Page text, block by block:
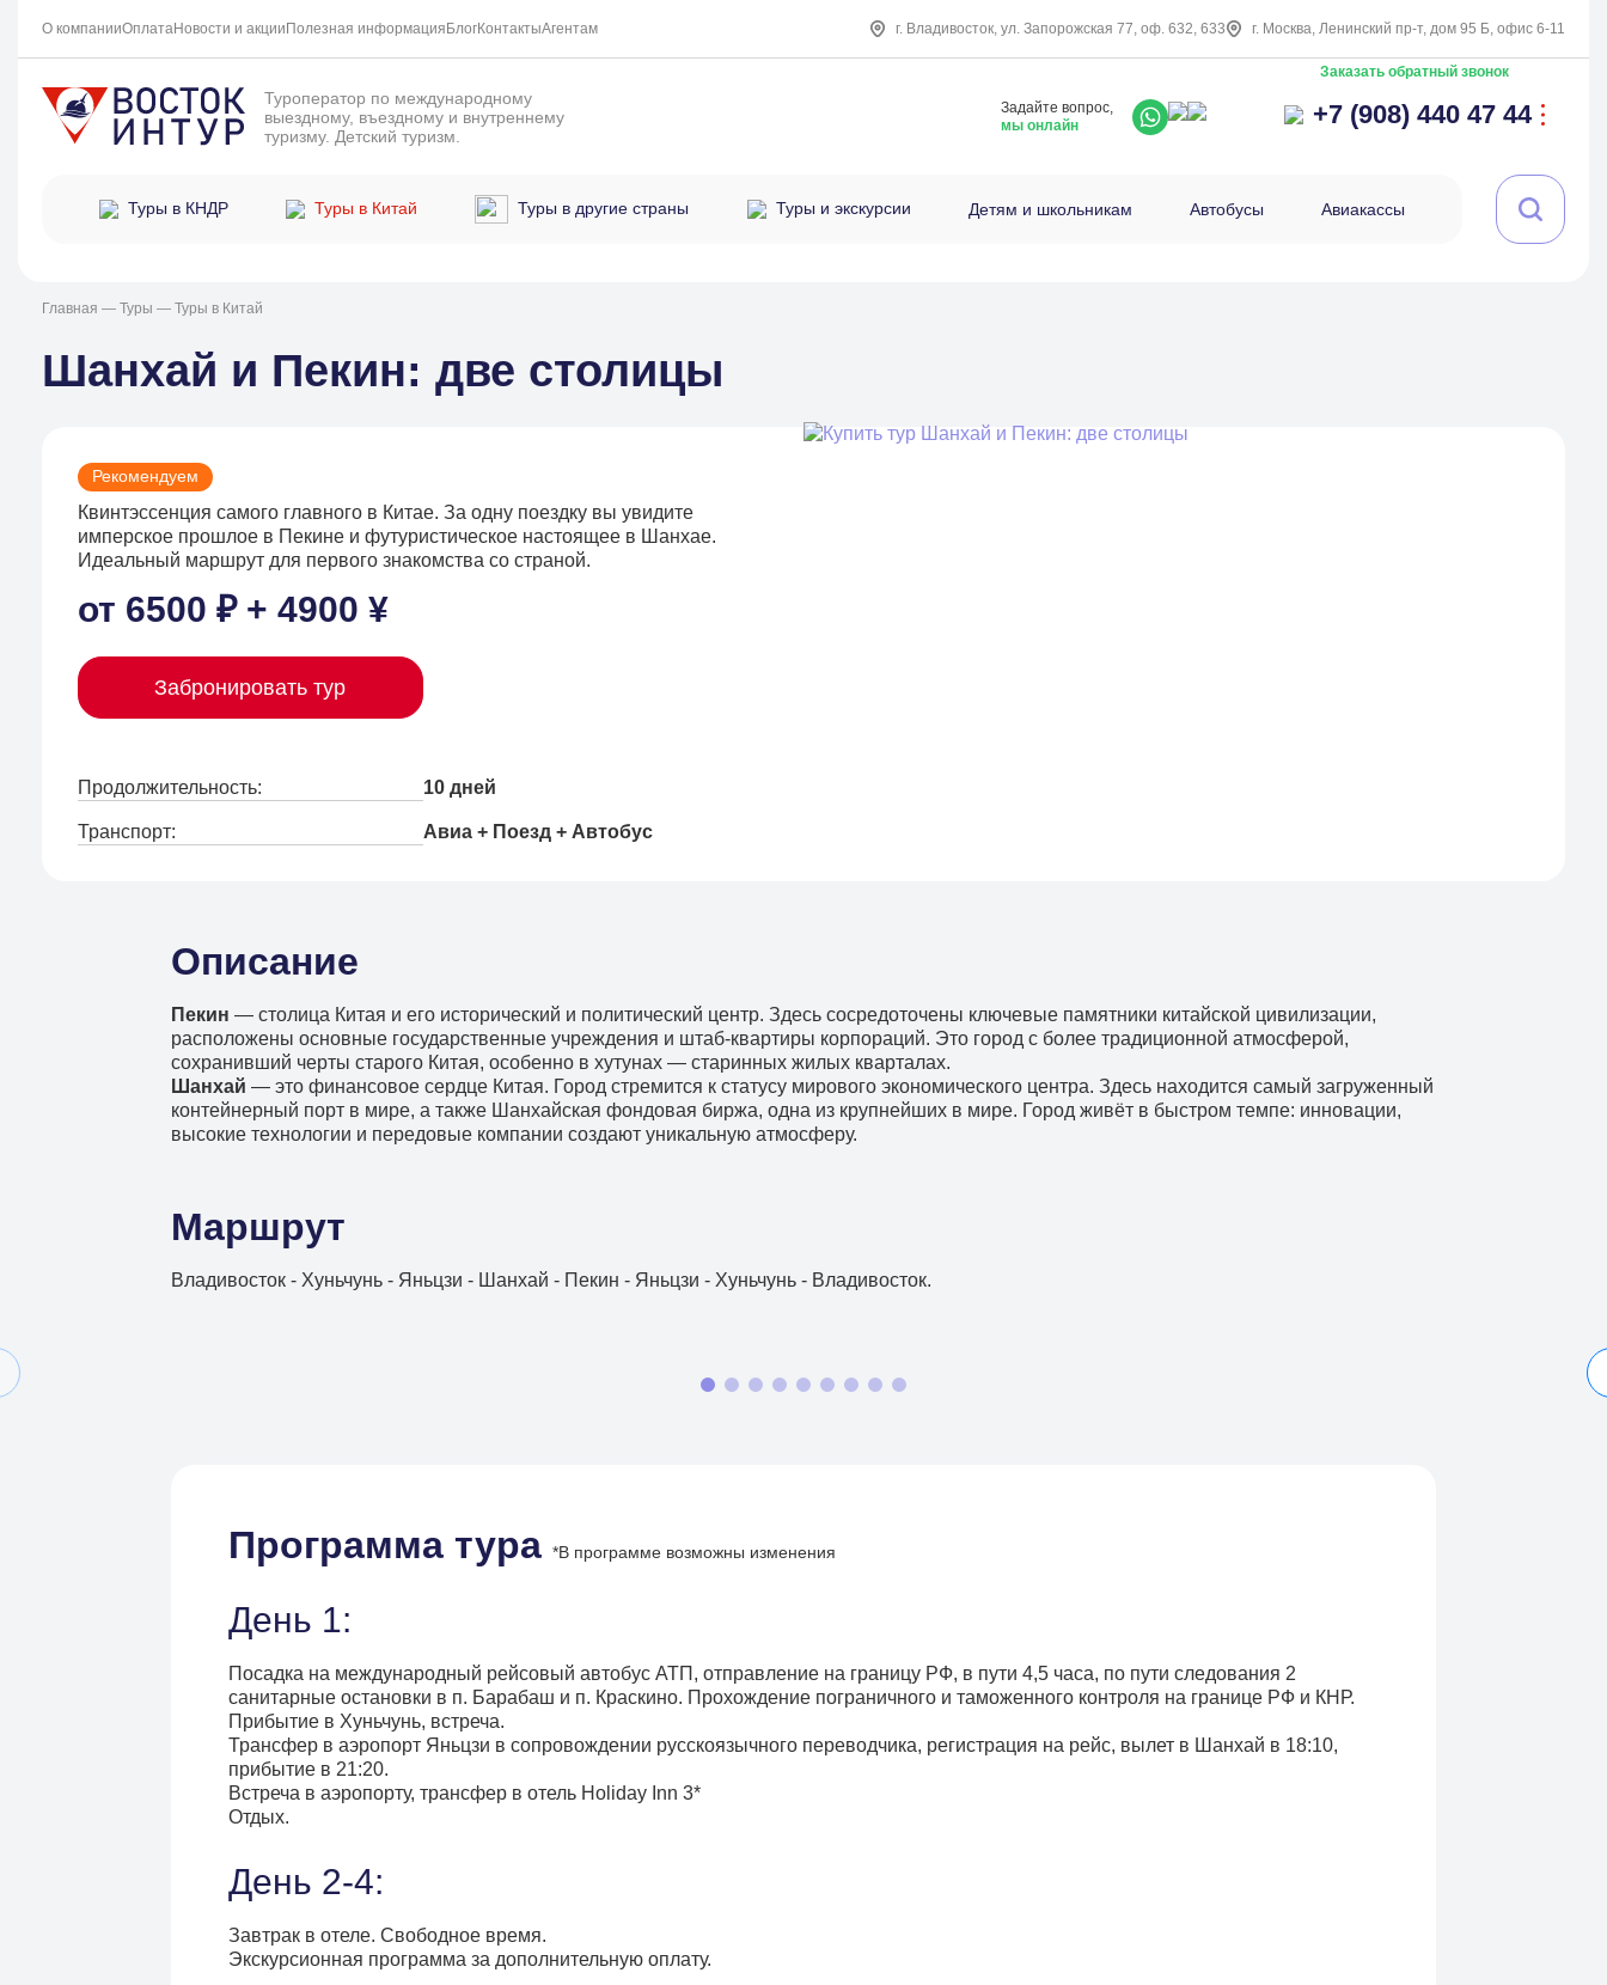
О компанииОплатаНовости и акции Полезная информация БлогКонтактыАгентам г. Владивосток, ул. Запорожская 77, оф. 632, 633 г. Москва, Ленинский пр-т, дом 95 Б, офис 6-11
Туроператор по международному
выездному, въездному и внутреннему
туризму. Детский туризм.
Задайте вопрос,
мы онлайн
Заказать обратный звонок
+7 (908) 440 47 44
Туры в КНДР Туры в Китай Туры в другие страны Туры и экскурсии Детям и школьникам Автобусы Авиакассы
Главная — Туры — Туры в Китай
Шанхай и Пекин: две столицы
Рекомендуем
Квинтэссенция самого главного в Китае. За одну поездку вы увидите
имперское прошлое в Пекине и футуристическое настоящее в Шанхае.
Идеальный маршрут для первого знакомства со страной.
от 6500 ₽ + 4900 ¥
Забронировать тур
Продолжительность: 10 дней
Транспорт: Авиа + Поезд + Автобус
Описание
Пекин — столица Китая и его исторический и политический центр. Здесь сосредоточены ключевые памятники китайской цивилизации,
расположены основные государственные учреждения и штаб-квартиры корпораций. Это город с более традиционной атмосферой,
сохранивший черты старого Китая, особенно в хутунах — старинных жилых кварталах.
Шанхай — это финансовое сердце Китая. Город стремится к статусу мирового экономического центра. Здесь находится самый загруженный
контейнерный порт в мире, а также Шанхайская фондовая биржа, одна из крупнейших в мире. Город живёт в быстром темпе: инновации,
высокие технологии и передовые компании создают уникальную атмосферу.
Маршрут
Владивосток - Хуньчунь - Яньцзи - Шанхай - Пекин - Яньцзи - Хуньчунь - Владивосток.
Программа тура*В программе возможны изменения
День 1:
Посадка на международный рейсовый автобус АТП, отправление на границу РФ, в пути 4,5 часа, по пути следования 2
санитарные остановки в п. Барабаш и п. Краскино. Прохождение пограничного и таможенного контроля на границе РФ и КНР.
Прибытие в Хуньчунь, встреча.
Трансфер в аэропорт Яньцзи в сопровождении русскоязычного переводчика, регистрация на рейс, вылет в Шанхай в 18:10,
прибытие в 21:20.
Встреча в аэропорту, трансфер в отель Holiday Inn 3*
Отдых.
День 2-4:
Завтрак в отеле. Свободное время.
Экскурсионная программа за дополнительную оплату.